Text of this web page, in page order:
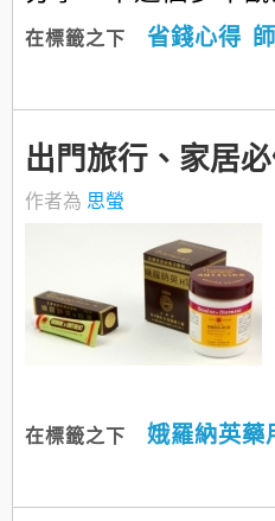
在標籤之下 省錢心得
出門旅行、家居
作者為 思螢
在標籤之下
娥羅納英藥